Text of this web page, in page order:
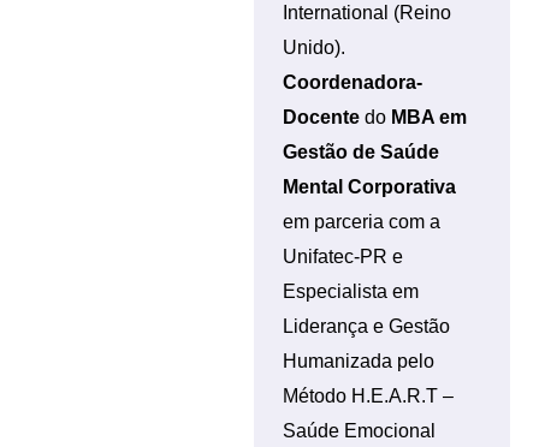
International (Reino
Unido).
Coordenadora-
Docente do MBA em
Gestão de Saúde
Mental Corporativa
em parceria com a
Unifatec-PR e
Especialista em
Liderança e Gestão
Humanizada pelo
Método H.E.A.R.T –
Saúde Emocional